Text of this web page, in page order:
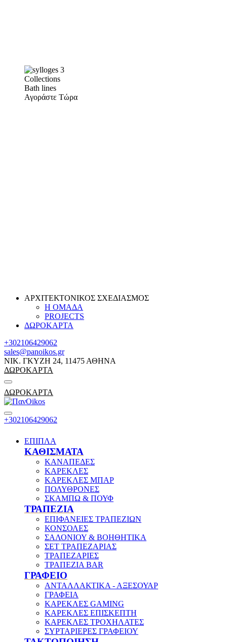
Collections
Bath lines
Αγοράστε Τώρα
ΑΡΧΙΤΕΚΤΟΝΙΚΟΣ ΣΧΕΔΙΑΣΜΟΣ
Η ΟΜΑΔΑ
PROJECTS
ΔΩΡΟΚΑΡΤΑ
+302106429062
sales@panoikos.gr
ΝΙΚ. ΓΚΥΖΗ 24, 11475 ΑΘΗΝΑ
ΔΩΡΟΚΑΡΤΑ
ΔΩΡΟΚΑΡΤΑ
+302106429062
ΕΠΙΠΛΑ
ΚΑΘΙΣΜΑΤΑ
ΚΑΝΑΠΕΔΕΣ
ΚΑΡΕΚΛΕΣ
ΚΑΡΕΚΛΕΣ ΜΠΑΡ
ΠΟΛΥΘΡΟΝΕΣ
ΣΚΑΜΠΩ & ΠΟΥΦ
ΤΡΑΠΕΖΙΑ
ΕΠΙΦΑΝΕΙΕΣ ΤΡΑΠΕΖΙΩΝ
ΚΟΝΣΟΛΕΣ
ΣΑΛΟΝΙΟΥ & ΒΟΗΘΗΤΙΚΑ
ΣΕΤ ΤΡΑΠΕΖΑΡΙΑΣ
ΤΡΑΠΕΖΑΡΙΕΣ
ΤΡΑΠΕΖΙΑ BAR
ΓΡΑΦΕΙΟ
ΑΝΤΑΛΛΑΚΤΙΚΑ - ΑΞΕΣΟΥΑΡ
ΓΡΑΦΕΙΑ
ΚΑΡΕΚΛΕΣ GAMING
ΚΑΡΕΚΛΕΣ ΕΠΙΣΚΕΠΤΗ
ΚΑΡΕΚΛΕΣ ΤΡΟΧΗΛΑΤΕΣ
ΣΥΡΤΑΡΙΕΡΕΣ ΓΡΑΦΕΙΟΥ